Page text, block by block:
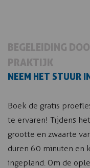
BEGELEIDING
PRAKTIJK
NEEM HET STUUR
Boek de gratis
te ervaren! Tijdens
grootte en zwaarte
duren 60 minuten en
ingepland. Om de